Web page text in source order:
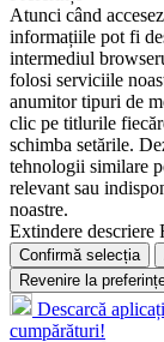
Atunci când
informațiile pot fi
intermediul
folosi serviciile
anumitor tipuri de
clic pe titlurile
schimba setările.
tehnologii similare
relevant sau
noastre.
Extindere descriere
Confirmă selecția
Revenire la
Descarcă
cumpărături!